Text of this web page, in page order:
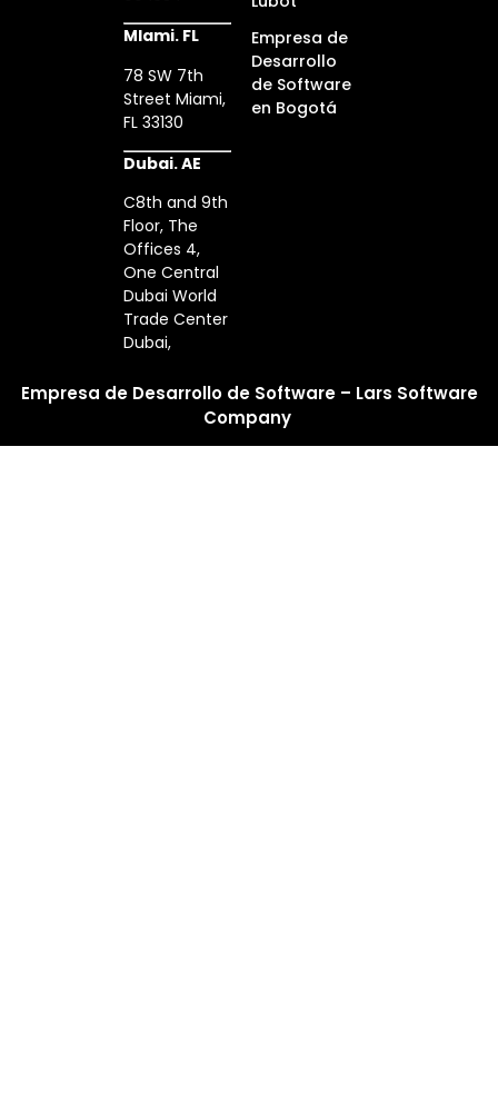
MIami. FL
78 SW 7th
Street Miami,
FL 33130
Dubai. AE
C8th and 9th
Floor, The
Offices 4,
One Central
Dubai World
Trade Center
Dubai,
Empresa de
Desarrollo
de Software
en Bogotá
Empresa de Desarrollo de Software – Lars Software
Company